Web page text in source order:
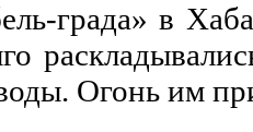
града» в
Огонь им